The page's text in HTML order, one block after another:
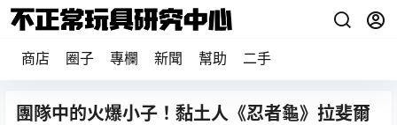
商店 圈子 專欄 新聞 幫助 二手
團隊中的火爆小子！黏土人《忍者龜》拉斐爾